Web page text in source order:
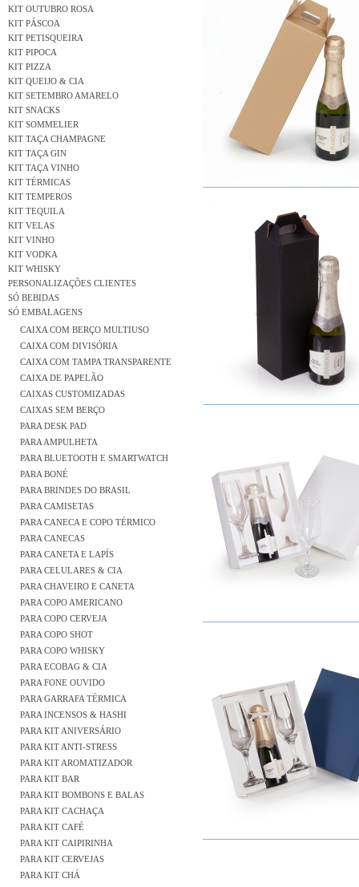
KIT OUTUBRO ROSA
KIT PÁSCOA
KIT PETISQUEIRA
KIT PIPOCA
KIT PIZZA
KIT QUEIJO & CIA
KIT SETEMBRO AMARELO
KIT SNACKS
KIT SOMMELIER
KIT TAÇA CHAMPAGNE
KIT TAÇA GIN
KIT TAÇA VINHO
KIT TÉRMICAS
KIT TEMPEROS
KIT TEQUILA
KIT VELAS
KIT VINHO
KIT VODKA
KIT WHISKY
PERSONALIZAÇÕES CLIENTES
SÓ BEBIDAS
SÓ EMBALAGENS
CAIXA COM BERÇO MULTIUSO
CAIXA COM DIVISÓRIA
CAIXA COM TAMPA TRANSPARENTE
CAIXA DE PAPELÃO
CAIXAS CUSTOMIZADAS
CAIXAS SEM BERÇO
PARA DESK PAD
PARA AMPULHETA
PARA BLUETOOTH E SMARTWATCH
PARA BONÉ
PARA BRINDES DO BRASIL
PARA CAMISETAS
PARA CANECA E COPO TÉRMICO
PARA CANECAS
PARA CANETA E LAPÍS
PARA CELULARES & CIA
PARA CHAVEIRO E CANETA
PARA COPO AMERICANO
PARA COPO CERVEJA
PARA COPO SHOT
PARA COPO WHISKY
PARA ECOBAG & CIA
PARA FONE OUVIDO
PARA GARRAFA TÉRMICA
PARA INCENSOS & HASHI
PARA KIT ANIVERSÁRIO
PARA KIT ANTI-STRESS
PARA KIT AROMATIZADOR
PARA KIT BAR
PARA KIT BOMBONS E BALAS
PARA KIT CACHAÇA
PARA KIT CAFÉ
PARA KIT CAIPIRINHA
PARA KIT CERVEJAS
PARA KIT CHÁ